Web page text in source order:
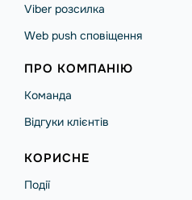
Viber розсилка
Web push сповіщення
ПРО КОМПАНІЮ
Команда
Відгуки клієнтів
КОРИСНЕ
Події